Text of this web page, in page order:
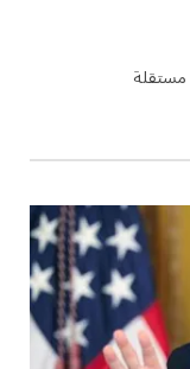
مستقلة